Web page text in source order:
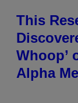
This
Whoop’
Alpha